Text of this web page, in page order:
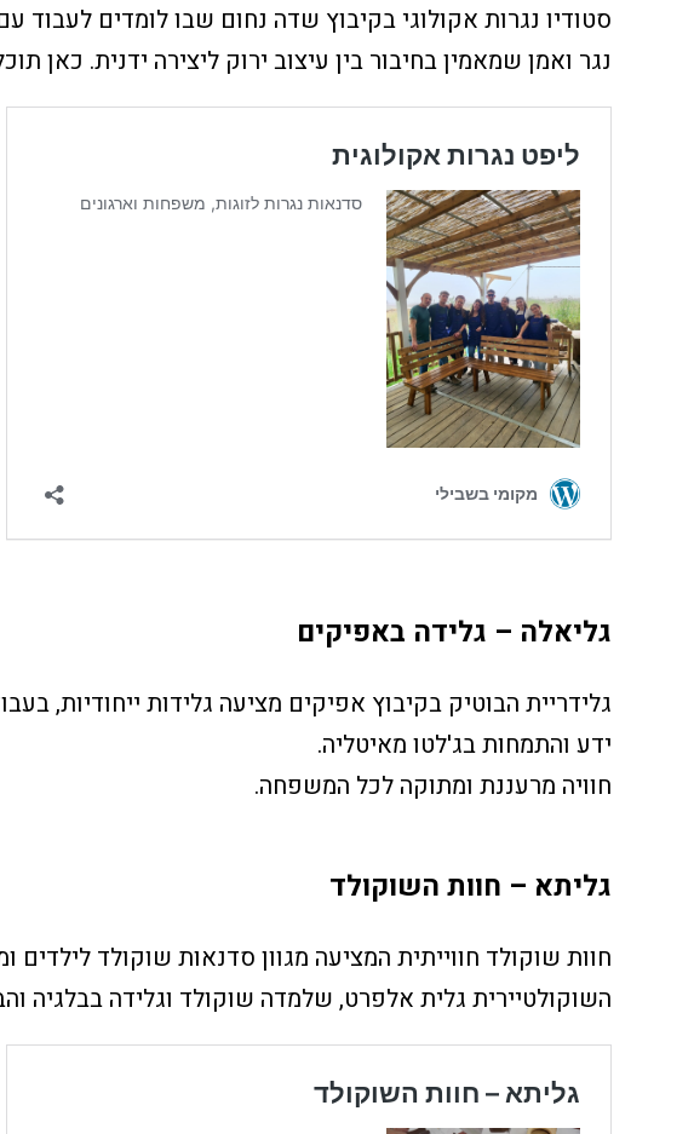
סטודיו נגרות אקולוגי בקיבוץ שדה נחום שבו לומדים
נגר ואמן שמאמין בחיבור בין עיצוב ירוק ליצירה ידנית.
גליאלה – גלידה באפיקים
גלידריית הבוטיק בקיבוץ אפיקים מציעה גלידות ייחודיות,
ידע והתמחות בג'לטו מאיטליה.
חוויה מרעננת ומתוקה לכל המשפחה.
גליתא – חוות השוקולד
חוות שוקולד חווייתית המציעה מגוון סדנאות שוקולד
השוקולטיירית גלית אלפרט, שלמדה שוקולד וגלידה בבלגיה